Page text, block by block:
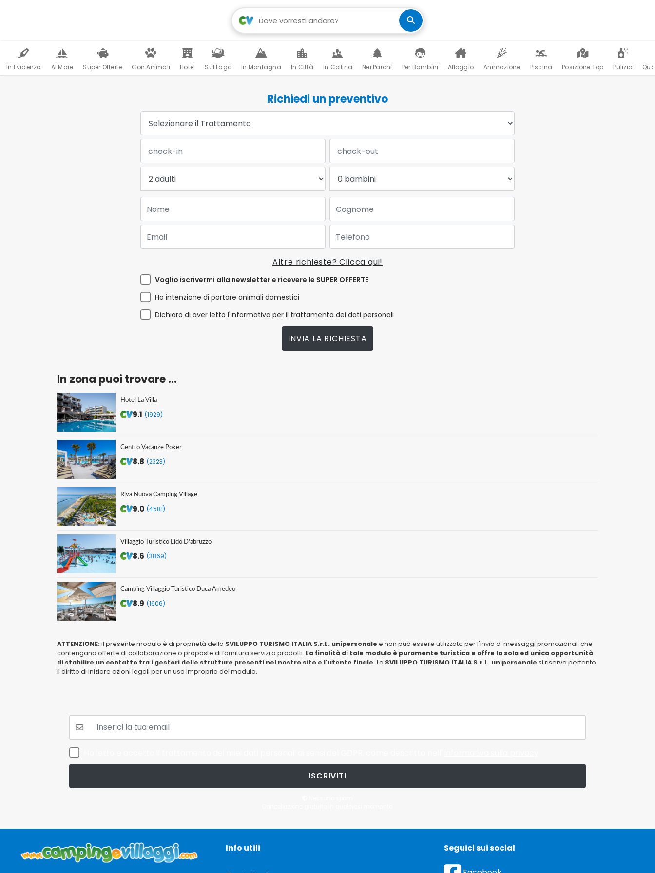
In Evidenza Al Mare Super Offerte Con Animali Hotel Sul Lago In Montagna In Città In Collina Nei Parchi Per Bambini Alloggio Animazione Piscina Posizione Top Pulizia
Richiedi un preventivo
Altre richieste? Clicca qui!
Voglio iscrivermi alla newsletter e ricevere le SUPER OFFERTE
Ho intenzione di portare animali domestici
Dichiaro di aver letto l'informativa per il trattamento dei dati personali
INVIA LA RICHIESTA
In zona puoi trovare ...
Hotel La Villa
9.1 (1929)
Centro Vacanze Poker
8.8 (2323)
Riva Nuova Camping Village
9.0 (4581)
Villaggio Turistico Lido D'abruzzo
8.6 (3869)
Camping Villaggio Turistico Duca Amedeo
8.9 (1606)
ATTENZIONE: il presente modulo è di proprietà della SVILUPPO TURISMO ITALIA S.r.L. unipersonale e non può essere utilizzato per l'invio di messaggi promozionali che
contengano offerte di collaborazione o proposte di fornitura servizi o prodotti. La finalità di tale modulo è puramente turistica e offre la sola ed unica opportunità
di stabilire un contatto tra i gestori delle strutture presenti nel nostro sito e l'utente finale. La SVILUPPO TURISMO ITALIA S.r.L. unipersonale si riserva pertanto
il diritto di iniziare azioni legali per un uso improprio del modulo.
La tua mail:
ISCRIVITI
Info utili Seguici sui social